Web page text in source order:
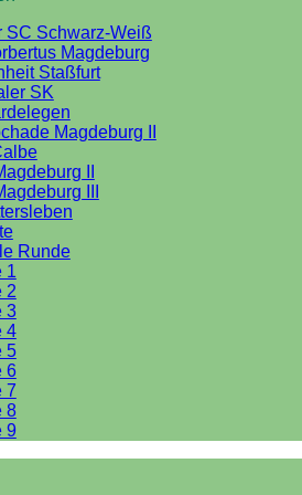
SC Schwarz-Weiß
Magdeburg
Staßfurt
SK
Magdeburg II
II
III
Runde
1
2
3
4
5
6
7
8
9